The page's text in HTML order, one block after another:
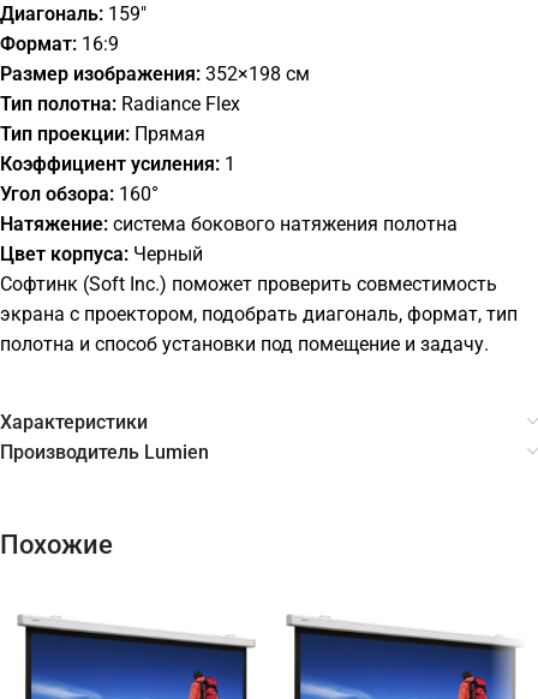
Диагональ: 159"
Формат: 16:9
Размер изображения: 352×198 см
Тип полотна: Radiance Flex
Тип проекции: Прямая
Коэффициент усиления: 1
Угол обзора: 160°
Натяжение: система бокового натяжения полотна
Цвет корпуса: Черный
Софтинк (Soft Inc.) поможет проверить совместимость
экрана с проектором, подобрать диагональ, формат, тип
полотна и способ установки под помещение и задачу.
Характеристики
Производитель Lumien
Похожие